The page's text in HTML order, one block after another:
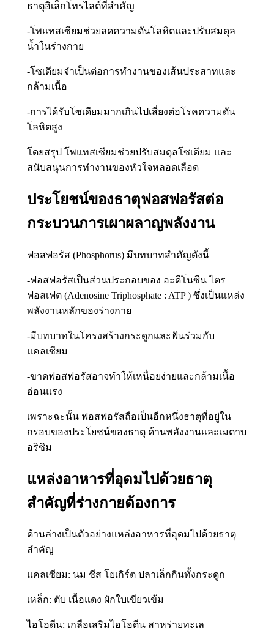
ธาตุอิเล็กโทรไลต์ที่สำคัญ
-โพแทสเซียมช่วยลดความดันโลหิตและปรับสมดุล
น้ำในร่างกาย
-โซเดียมจำเป็นต่อการทำงานของเส้นประสาทและ
กล้ามเนื้อ
-การได้รับโซเดียมมากเกินไปเสี่ยงต่อโรคความดัน
โลหิตสูง
โดยสรุป โพแทสเซียมช่วยปรับสมดุลโซเดียม และ
สนับสนุนการทำงานของหัวใจหลอดเลือด
ประโยชน์ของธาตุฟอสฟอรัสต่อ
กระบวนการเผาผลาญพลังงาน
ฟอสฟอรัส (Phosphorus) มีบทบาทสำคัญดังนี้
-ฟอสฟอรัสเป็นส่วนประกอบของ อะดีโนซีน ไตร
ฟอสเฟต (Adenosine Triphosphate : ATP ) ซึ่งเป็นแหล่ง
พลังงานหลักของร่างกาย
-มีบทบาทในโครงสร้างกระดูกและฟันร่วมกับ
แคลเซียม
-ขาดฟอสฟอรัสอาจทำให้เหนื่อยง่ายและกล้ามเนื้อ
อ่อนแรง
เพราะฉะนั้น ฟอสฟอรัสถือเป็นอีกหนึ่งธาตุที่อยู่ใน
กรอบของประโยชน์ของธาตุ ด้านพลังงานและเมตาบ
อริซึม
แหล่งอาหารที่อุดมไปด้วยธาตุ
สำคัญที่ร่างกายต้องการ
ด้านล่างเป็นตัวอย่างแหล่งอาหารที่อุดมไปด้วยธาตุ
สำคัญ
แคลเซียม: นม ชีส โยเกิร์ต ปลาเล็กกินทั้งกระดูก
เหล็ก: ตับ เนื้อแดง ผักใบเขียวเข้ม
ไอโอดีน: เกลือเสริมไอโอดีน สาหร่ายทะเล